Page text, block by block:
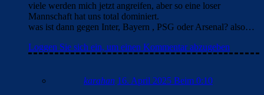
viele werden mich jetzt angreifen, aber so eine loser
Mannschaft hat uns total dominiert.
was ist dann gegen Inter, Bayern , PSG oder Arsenal? also…
Loggen Sie sich ein, um einen Kommentar abzugeben
karahan 16. April 2025 Beim 0:10